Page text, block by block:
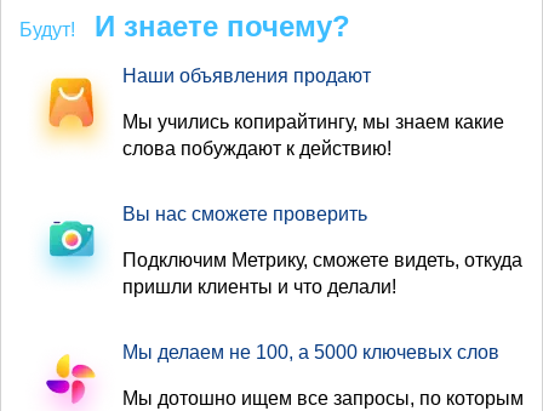
Будут! И знаете почему?
Наши объявления продают
Мы учились копирайтингу, мы знаем какие
слова побуждают к действию!
Вы нас сможете проверить
Подключим Метрику, сможете видеть, откуда
пришли клиенты и что делали!
Мы делаем не 100, а 5000 ключевых слов
Мы дотошно ищем все запросы, по которым